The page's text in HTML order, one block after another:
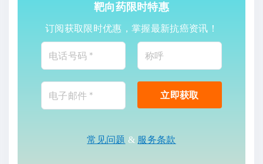
靶向药限时特惠
订阅获取限时优惠，掌握最新抗癌资讯！
常见问题 & 服务条款